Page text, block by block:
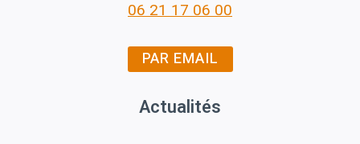
06 21 17 06 00
PAR EMAIL
Actualités